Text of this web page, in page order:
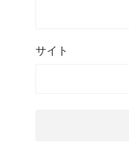
サイト